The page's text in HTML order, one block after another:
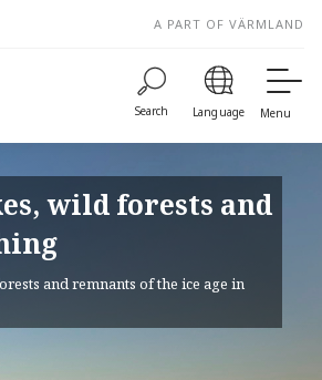
A PART OF VÄRMLAND
Search Language Menu
wild forests and
and remnants of the ice age in